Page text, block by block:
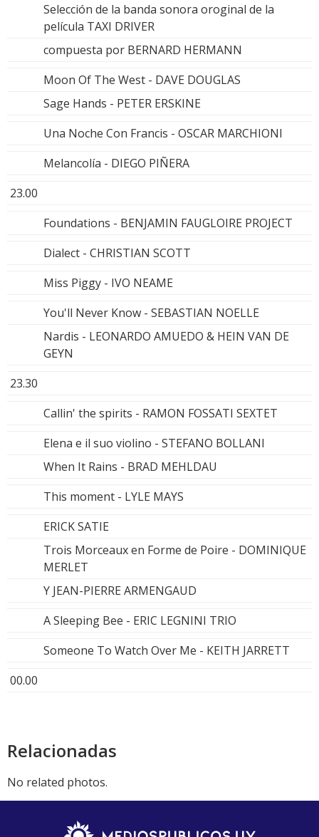
Selección de la banda sonora oroginal de la
película TAXI DRIVER
compuesta por BERNARD HERMANN
Moon Of The West - DAVE DOUGLAS
Sage Hands - PETER ERSKINE
Una Noche Con Francis - OSCAR MARCHIONI
Melancolía - DIEGO PIÑERA
23.00
Foundations - BENJAMIN FAUGLOIRE PROJECT
Dialect - CHRISTIAN SCOTT
Miss Piggy - IVO NEAME
You'll Never Know - SEBASTIAN NOELLE
Nardis - LEONARDO AMUEDO & HEIN VAN DE
GEYN
23.30
Callin' the spirits - RAMON FOSSATI SEXTET
Elena e il suo violino - STEFANO BOLLANI
When It Rains - BRAD MEHLDAU
This moment - LYLE MAYS
ERICK SATIE
Trois Morceaux en Forme de Poire - DOMINIQUE
MERLET
Y JEAN-PIERRE ARMENGAUD
A Sleeping Bee - ERIC LEGNINI TRIO
Someone To Watch Over Me - KEITH JARRETT
00.00
Relacionadas
No related photos.